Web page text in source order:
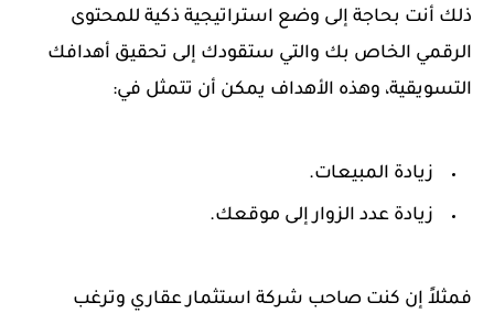
ذلك أنت بحاجة إلى وضع استراتيجية ذكية للمحتوى
الرقمي الخاص بك والتي ستقودك إلى تحقيق أهدافك
التسويقية، وهذه الأهداف يمكن أن تتمثل في:
زيادة المبيعات.
زيادة عدد الزوار إلى موقعك.
فمثلاً إن كنت صاحب شركة استثمار عقاري وترغب